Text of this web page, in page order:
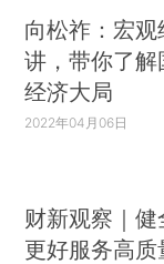
向松祚：宏观
讲，带你了解
经济大局
2022年04月06日
财新观察｜
更好服务高质